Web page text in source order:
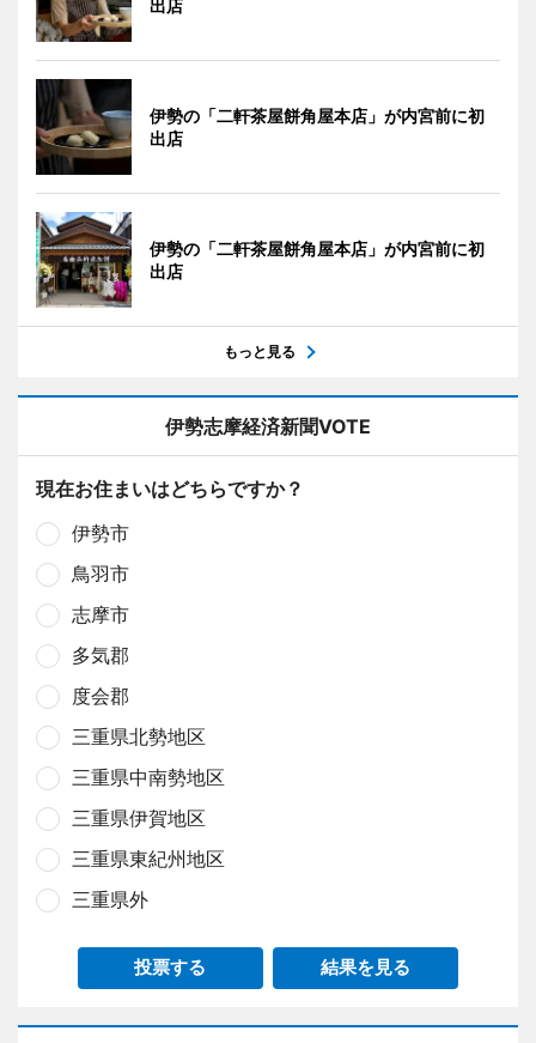
出店
伊勢の「二軒茶屋餅角屋本店」が内宮前に初
出店
伊勢の「二軒茶屋餅角屋本店」が内宮前に初
出店
もっと見る
伊勢志摩経済新聞VOTE
現在お住まいはどちらですか？
伊勢市
鳥羽市
志摩市
多気郡
度会郡
三重県北勢地区
三重県中南勢地区
三重県伊賀地区
三重県東紀州地区
三重県外
投票する 結果を見る